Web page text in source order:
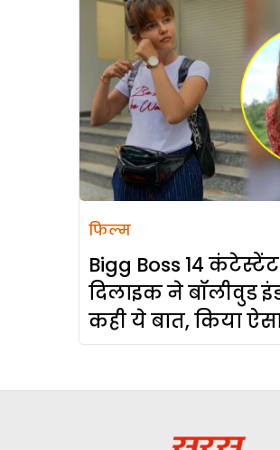
फिल्म
Bigg Boss 14
दिलाइक ने बॉलीवुड
कही ये बात, किया